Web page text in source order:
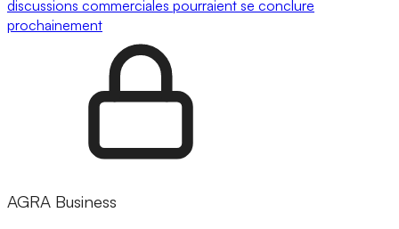
discussions commerciales pourraient se conclure
prochainement
AGRA Business